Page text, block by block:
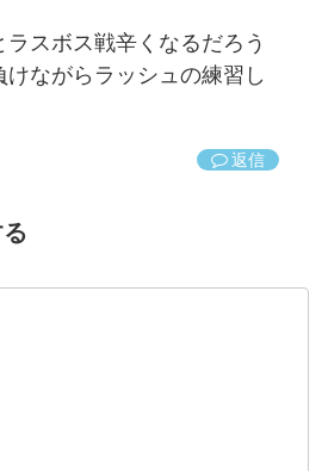
スボス戦辛くなるだろう
ながらラッシュの練習し
返信